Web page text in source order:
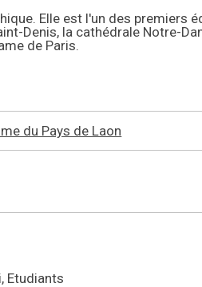
Elle est l'un des premiers
Denis, la cathédrale Notre-
de Paris.
du Pays de Laon
Etudiants